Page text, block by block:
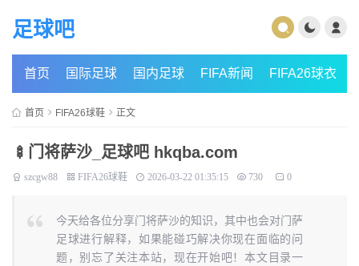
足球吧
首页 国际足球 国内足球 FIFA新闻 FIFA26球衣
首页 FIFA26球鞋 正文
🍢门将萨沙_足球吧 hkqba.com
szcgw88 FIFA26球鞋 2026-03-22 01:35:15 730 0
今天给各位分享门将萨沙的知识，其中也会对门萨
足球进行解释，如果能碰巧解决你现在面临的问
题，别忘了关注本站，现在开始吧！本文目录一